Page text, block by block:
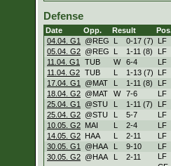
Defense
Date Opp. Result
04.04. G1
@REG L 0-17 (7)
LF
05.04. G2 @REG L 1-11 (8)
LF
11.04. G1
TUB W 6-4
LF
11.04. G2 TUB L 1-13 (7)
LF
17.04. G1
@MAT L 1-11 (8)
LF
18.04. G2 @MAT W 7-6
LF
25.04. G1
@STU L 1-11 (7)
LF
25.04. G2 @STU L 5-7
LF
10.05. G2 MAI L 2-4
LF
14.05. G2 HAA L 2-11
LF
30.05. G1
@HAA L 9-10
LF
30.05. G2 @HAA L 2-11
LF